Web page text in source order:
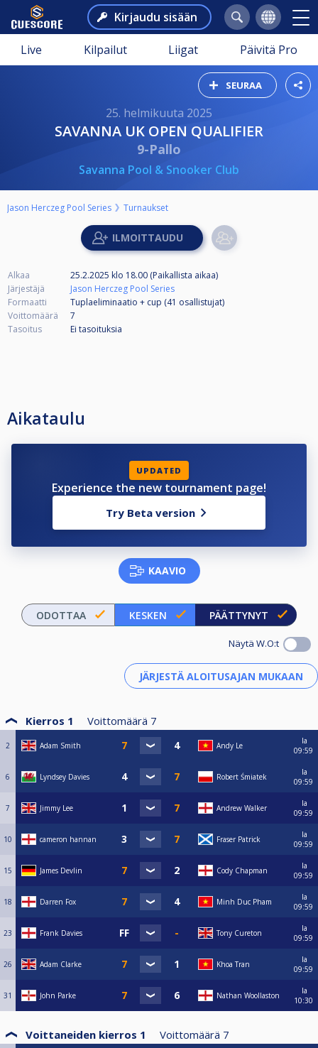
Kirjaudu sisään
Live Kilpailut Liigat Päivitä Pro
SEURAA
25. helmikuuta 2025
SAVANNA UK OPEN QUALIFIER
9-Pallo
Savanna Pool & Snooker Club
Jason Herczeg Pool Series Turnaukset
Alkaa
25.2.2025 klo 18.00 (Paikallista aikaa)
Järjestäjä
Jason Herczeg Pool Series
Formaatti
Tuplaeliminaatio + cup (41 osallistujat)
Voittomäärä
7
Tasoitus
Ei tasoituksia
Aikataulu
UPDATED
Experience the new tournament page!
Try Beta version
KAAVIO
ODOTTAA KESKEN PÄÄTTYNYT
Näytä W.O:t
Kierros 1 Voittomäärä 7
2 Adam Smith Andy Le
la
09:59
6 Lyndsey Davies Robert Śmiatek
la
09:59
7 Jimmy Lee Andrew Walker
la
09:59
10 cameron hannan Fraser Patrick
la
09:59
15 James Devlin Cody Chapman
la
09:59
18 Darren Fox Minh Duc Pham
la
09:59
23 Frank Davies Tony Cureton
la
09:59
26 Adam Clarke Khoa Tran
la
09:59
31 John Parke Nathan Woollaston
la
10:30
Voittaneiden kierros 1 Voittomäärä 7